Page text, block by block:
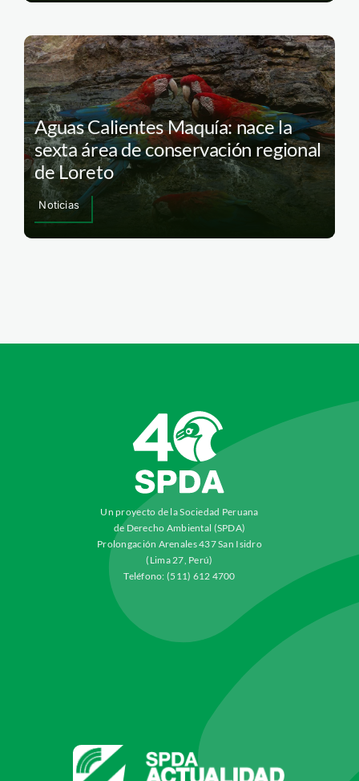
Aguas Calientes Maquía: nace la
sexta área de conservación regional
de Loreto
Noticias
Un proyecto de la Sociedad Peruana
de Derecho Ambiental (SPDA)
Prolongación Arenales 437 San Isidro
(Lima 27, Perú)
Teléfono: (511) 612 4700